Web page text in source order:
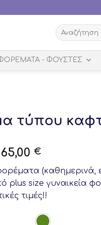
Αναζήτηση
για:
- ΦΟΎΣΤΕΣ
τύπου
Original
price
was:
83,00 €.
65,00€Current
price
is:
65,00 €.
(καθημερινά,
plus size γυναικεία
τιμές!!